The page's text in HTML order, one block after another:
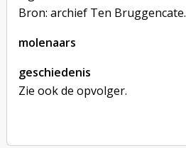
Bron: archief Ten Bruggencate.
molenaars
geschiedenis
Zie ook de opvolger.